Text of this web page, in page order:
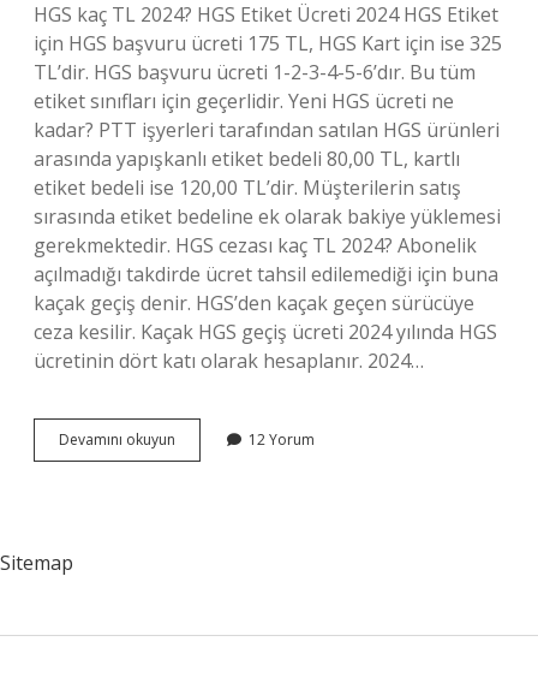
HGS kaç TL 2024? HGS Etiket Ücreti 2024 HGS Etiket
için HGS başvuru ücreti 175 TL, HGS Kart için ise 325
TL’dir. HGS başvuru ücreti 1-2-3-4-5-6’dır. Bu tüm
etiket sınıfları için geçerlidir. Yeni HGS ücreti ne
kadar? PTT işyerleri tarafından satılan HGS ürünleri
arasında yapışkanlı etiket bedeli 80,00 TL, kartlı
etiket bedeli ise 120,00 TL’dir. Müşterilerin satış
sırasında etiket bedeline ek olarak bakiye yüklemesi
gerekmektedir. HGS cezası kaç TL 2024? Abonelik
açılmadığı takdirde ücret tahsil edilemediği için buna
kaçak geçiş denir. HGS’den kaçak geçen sürücüye
ceza kesilir. Kaçak HGS geçiş ücreti 2024 yılında HGS
ücretinin dört katı olarak hesaplanır. 2024…
Devamını okuyun
Ücreti
12 Yorum
Sitemap